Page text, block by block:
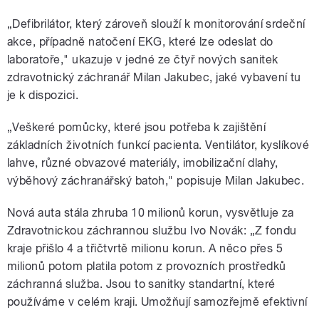
„Defibrilátor, který zároveň slouží k monitorování srdeční
akce, případně natočení EKG, které lze odeslat do
laboratoře," ukazuje v jedné ze čtyř nových sanitek
zdravotnický záchranář Milan Jakubec, jaké vybavení tu
je k dispozici.
„Veškeré pomůcky, které jsou potřeba k zajištění
základních životních funkcí pacienta. Ventilátor, kyslíkové
lahve, různé obvazové materiály, imobilizační dlahy,
výběhový záchranářský batoh," popisuje Milan Jakubec.
Nová auta stála zhruba 10 milionů korun, vysvětluje za
Zdravotnickou záchrannou službu Ivo Novák: „Z fondu
kraje přišlo 4 a třičtvrtě milionu korun. A něco přes 5
milionů potom platila potom z provozních prostředků
záchranná služba. Jsou to sanitky standartní, které
používáme v celém kraji. Umožňují samozřejmě efektivní